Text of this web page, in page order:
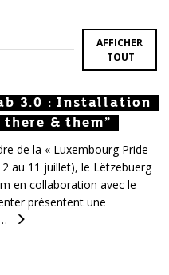
AFFICHER
TOUT
3.0 : Installation
there & them”
3.0 : Installation
there & them”
3.0 : Installation
there & them”
de la « Luxembourg Pride
2 au 11 juillet), le Lëtzebuerg
en collaboration avec le
présentent une